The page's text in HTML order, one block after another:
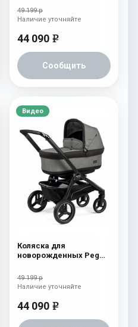
Horizon
49 199 р
44 090 e
Сообщить
Наличие уточняйте
Видео
Коляска для
новорожденных Peg
Atmosphere
49 199 р
44 090 e
Наличие уточняйте